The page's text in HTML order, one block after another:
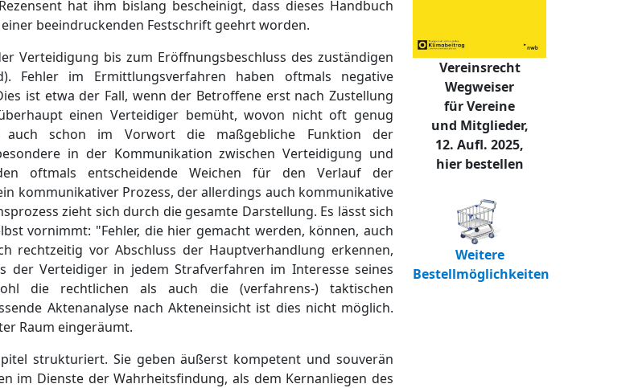
hat ihm bislang bescheinigt, dass dieses Handbuch
beeindruckenden Festschrift geehrt worden.
Verteidigung bis zum Eröffnungsbeschluss des zuständigen
Fehler im Ermittlungsverfahren haben oftmals negative
ist etwa der Fall, wenn der Betroffene erst nach Zustellung
einen Verteidiger bemüht, wovon nicht oft genug
schon im Vorwort die maßgebliche Funktion der
in der Kommunikation zwischen Verteidigung und
oftmals entscheidende Weichen für den Verlauf der
kommunikativer Prozess, der allerdings auch kommunikative
zieht sich durch die gesamte Darstellung. Es lässt sich
vornimmt: "Fehler, die hier gemacht werden, können, auch
rechtzeitig vor Abschluss der Hauptverhandlung erkennen,
Verteidiger in jedem Strafverfahren im Interesse seines
die rechtlichen als auch die (verfahrens-) taktischen
Aktenanalyse nach Akteneinsicht ist dies nicht möglich.
Raum eingeräumt.
strukturiert. Sie geben äußerst kompetent und souverän
im Dienste der Wahrheitsfindung, als dem Kernanliegen des
Vereinsrecht
Wegweiser
für Vereine
und Mitglieder,
12. Aufl. 2025,
hier bestellen
Weitere
Bestellmöglichkeiten